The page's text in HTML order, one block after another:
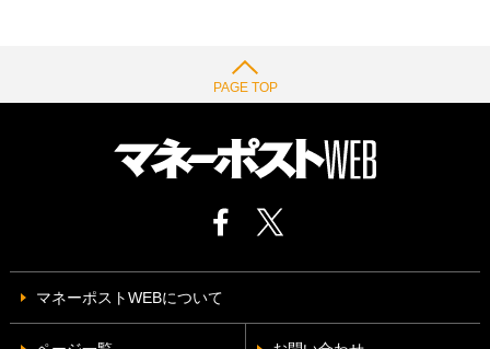
PAGE TOP
マネーポストWEBについて